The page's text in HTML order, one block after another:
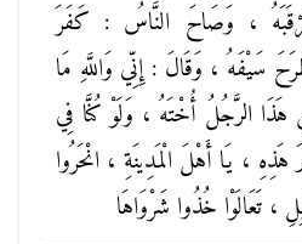
، وَصَاحَ النَّاسُ : كَفَرَ
سَيْفَهُ ، وَقَالَ : إِنِّي وَاللَّهِ مَا
الرَّجُلُ أُخْتَهُ ، وَلَوْ كُنَّا فِي
هَذِهِ ، يَا أَهْلَ الْمَدِينَةِ ، انْحَرُوا
، تَعَالَوْا خُذُوا شَرْوَاهَا